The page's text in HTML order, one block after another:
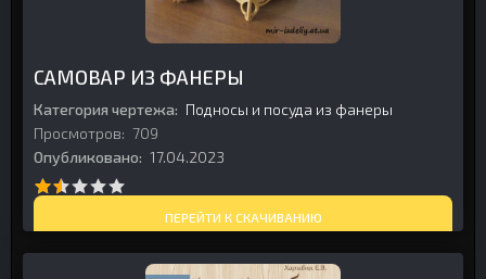
САМОВАР ИЗ ФАНЕРЫ
Категория чертежа: Подносы и посуда из фанеры
Просмотров: 709
Опубликовано: 17.04.2023
ПЕРЕЙТИ К СКАЧИВАНИЮ